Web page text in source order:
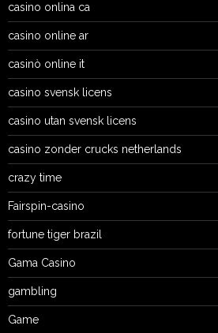
casino onlina ca
casino online ar
casinò online it
casino svensk licens
casino utan svensk licens
casino zonder crucks netherlands
crazy time
Fairspin-casino
fortune tiger brazil
Gama Casino
gambling
Game